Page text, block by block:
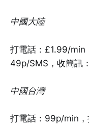
中國大陸
打電話：£1.99/min
49p/SMS，收簡訊
中國台灣
打電話：99p/min，